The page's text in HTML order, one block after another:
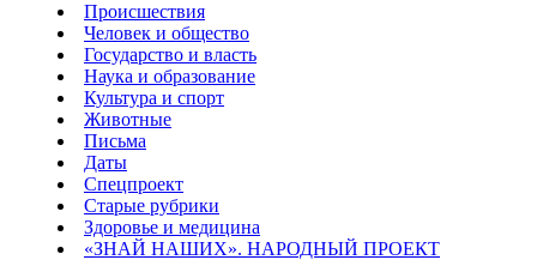
Происшествия
Человек и общество
Государство и власть
Наука и образование
Культура и спорт
Животные
Письма
Даты
Спецпроект
Старые рубрики
Здоровье и медицина
«ЗНАЙ НАШИХ». НАРОДНЫЙ ПРОЕКТ